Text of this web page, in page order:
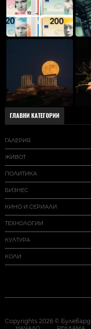
ГЛАВНИ КАТЕГОРИИ
ГАЛЕРИЯ
ЖИВОТ
ПОЛИТИКА
БИЗНЕС
КИНО И СЕРИАЛИ
ТЕХНОЛОГИИ
КУЛТУРА
КОЛИ
Copyrights 2026 ©